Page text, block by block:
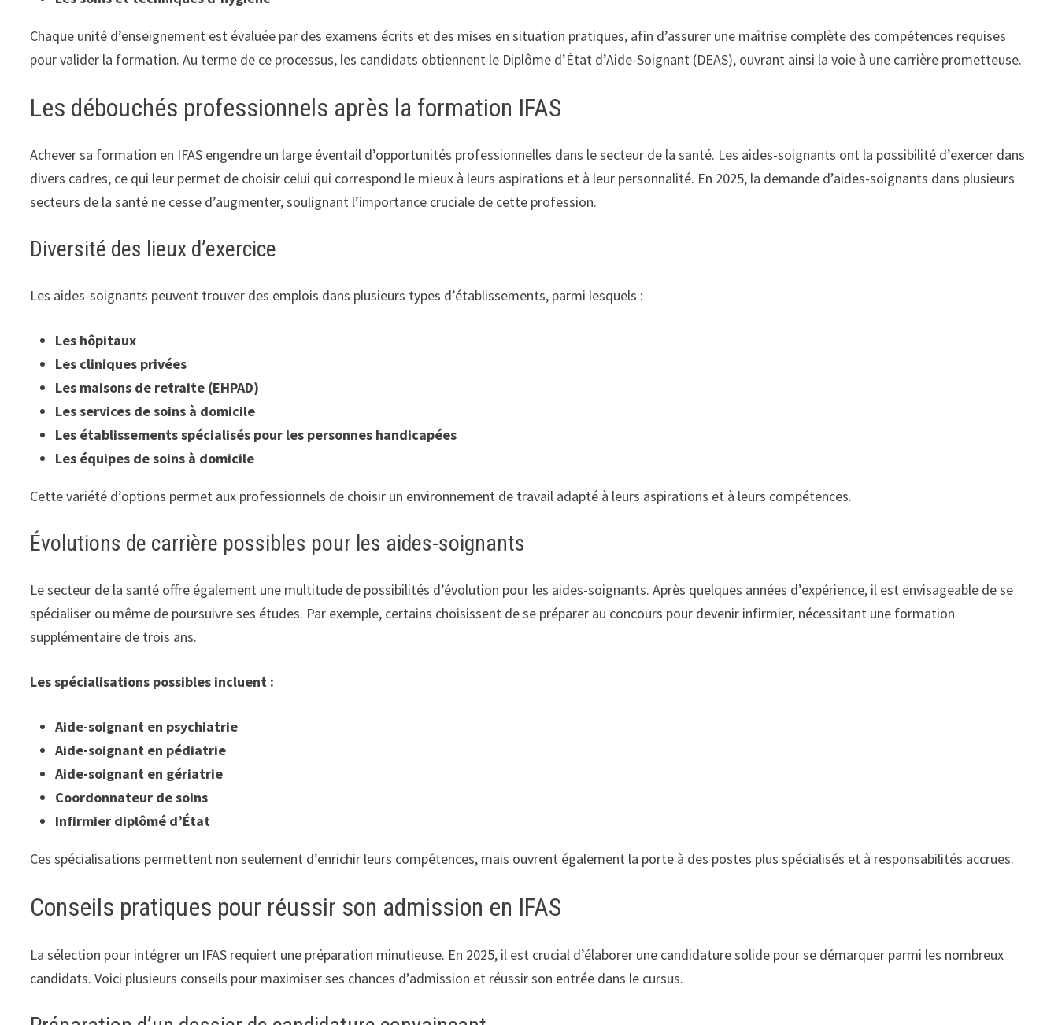
Chaque unité d’enseignement est évaluée par des examens écrits et des mises en situation pratiques, afin d’assurer une maîtrise complète des compétences requises
pour valider la formation. Au terme de ce processus, les candidats obtiennent le Diplôme d’État d’Aide-Soignant (DEAS), ouvrant ainsi la voie à une carrière prometteuse.
Les débouchés professionnels après la formation IFAS
Achever sa formation en IFAS engendre un large éventail d’opportunités professionnelles dans le secteur de la santé. Les aides-soignants ont la possibilité d’exercer dans
divers cadres, ce qui leur permet de choisir celui qui correspond le mieux à leurs aspirations et à leur personnalité. En 2025, la demande d’aides-soignants dans plusieurs
secteurs de la santé ne cesse d’augmenter, soulignant l’importance cruciale de cette profession.
Diversité des lieux d’exercice
Les aides-soignants peuvent trouver des emplois dans plusieurs types d’établissements, parmi lesquels :
Les hôpitaux
Les cliniques privées
Les maisons de retraite (EHPAD)
Les services de soins à domicile
Les établissements spécialisés pour les personnes handicapées
Les équipes de soins à domicile
Cette variété d’options permet aux professionnels de choisir un environnement de travail adapté à leurs aspirations et à leurs compétences.
Évolutions de carrière possibles pour les aides-soignants
Le secteur de la santé offre également une multitude de possibilités d’évolution pour les aides-soignants. Après quelques années d’expérience, il est envisageable de se
spécialiser ou même de poursuivre ses études. Par exemple, certains choisissent de se préparer au concours pour devenir infirmier, nécessitant une formation
supplémentaire de trois ans.
Les spécialisations possibles incluent :
Aide-soignant en psychiatrie
Aide-soignant en pédiatrie
Aide-soignant en gériatrie
Coordonnateur de soins
Infirmier diplômé d’État
Ces spécialisations permettent non seulement d’enrichir leurs compétences, mais ouvrent également la porte à des postes plus spécialisés et à responsabilités accrues.
Conseils pratiques pour réussir son admission en IFAS
La sélection pour intégrer un IFAS requiert une préparation minutieuse. En 2025, il est crucial d’élaborer une candidature solide pour se démarquer parmi les nombreux
candidats. Voici plusieurs conseils pour maximiser ses chances d’admission et réussir son entrée dans le cursus.